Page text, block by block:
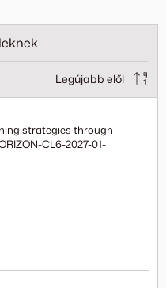
Legújabb elől
strategies through
CL6-2027-01-